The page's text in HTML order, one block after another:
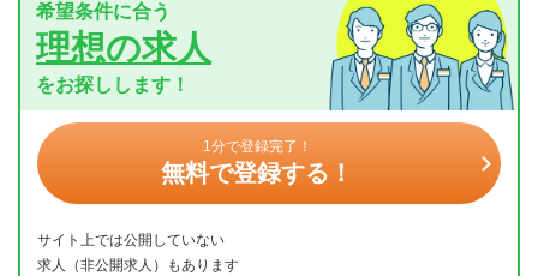
希望条件に合う
理想の求人
をお探しします！
1分で登録完了！
無料で登録する！
サイト上では公開していない
求人（非公開求人）もあります